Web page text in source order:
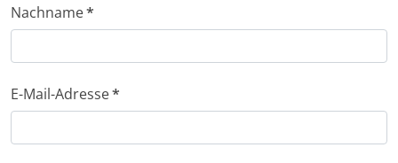
Nachname*
E-Mail-Adresse*